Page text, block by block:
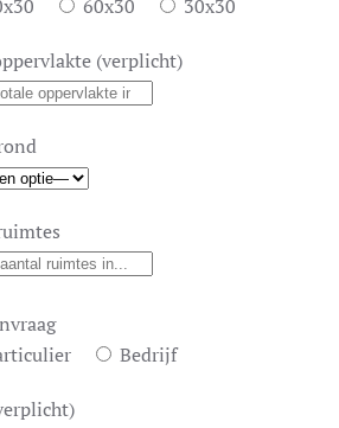
60x30 30x30
(verplicht)
Bedrijf